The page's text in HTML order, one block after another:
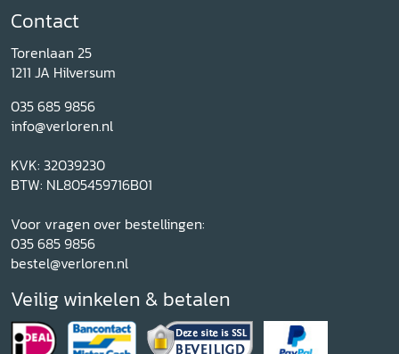
Contact
Torenlaan 25
1211 JA Hilversum
035 685 9856
info@verloren.nl
KVK: 32039230
BTW: NL805459716B01
Voor vragen over bestellingen:
035 685 9856
bestel@verloren.nl
Veilig winkelen & betalen